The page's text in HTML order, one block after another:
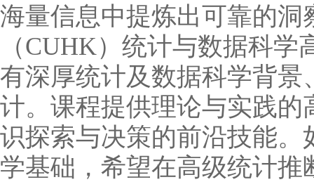
海量信息中提炼出可靠的洞
（CUHK）统计与数据科
有深厚统计及数据科学背
计。课程提供理论与实践
识探索与决策的前沿技能
学基础，希望在高级统计